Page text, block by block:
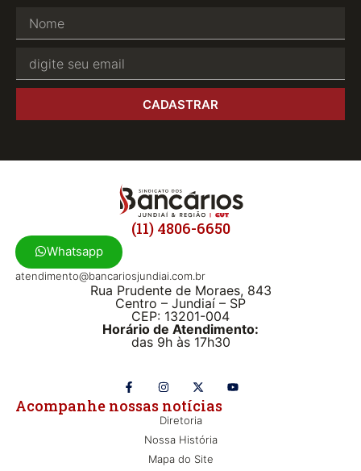
CADASTRAR
Diretoria
Nossa História
Mapa do Site
Acompanhe nossas notícias
(11) 4806-6650
Whatsapp
atendimento@bancariosjundiai.com.br
Rua Prudente de Moraes, 843
Centro – Jundiaí – SP
CEP: 13201-004
Horário de Atendimento:
das 9h às 17h30